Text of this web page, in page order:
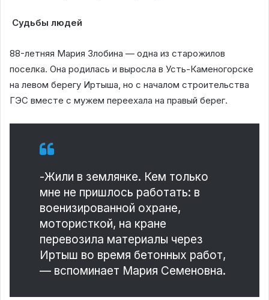
Судьбы людей
88-летняя Мария Злобина — одна из старожилов
поселка. Она родилась и выросла в Усть-Каменогорске
на левом берегу Иртыша, но с началом строительства
ГЭС вместе с мужем переехала на правый берег.
-Жили в землянке. Кем только
мне не пришлось работать: в
военизированной охране,
мотористкой, на кране
перевозила материалы через
Иртыш во время бетонных работ,
— вспоминает Мария Семеновна.